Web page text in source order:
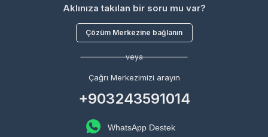
Aklınıza takılan bir soru mu var?
Çözüm Merkezine bağlanın
veya
Çağrı Merkezimizi arayın
+903243591014
WhatsApp Destek